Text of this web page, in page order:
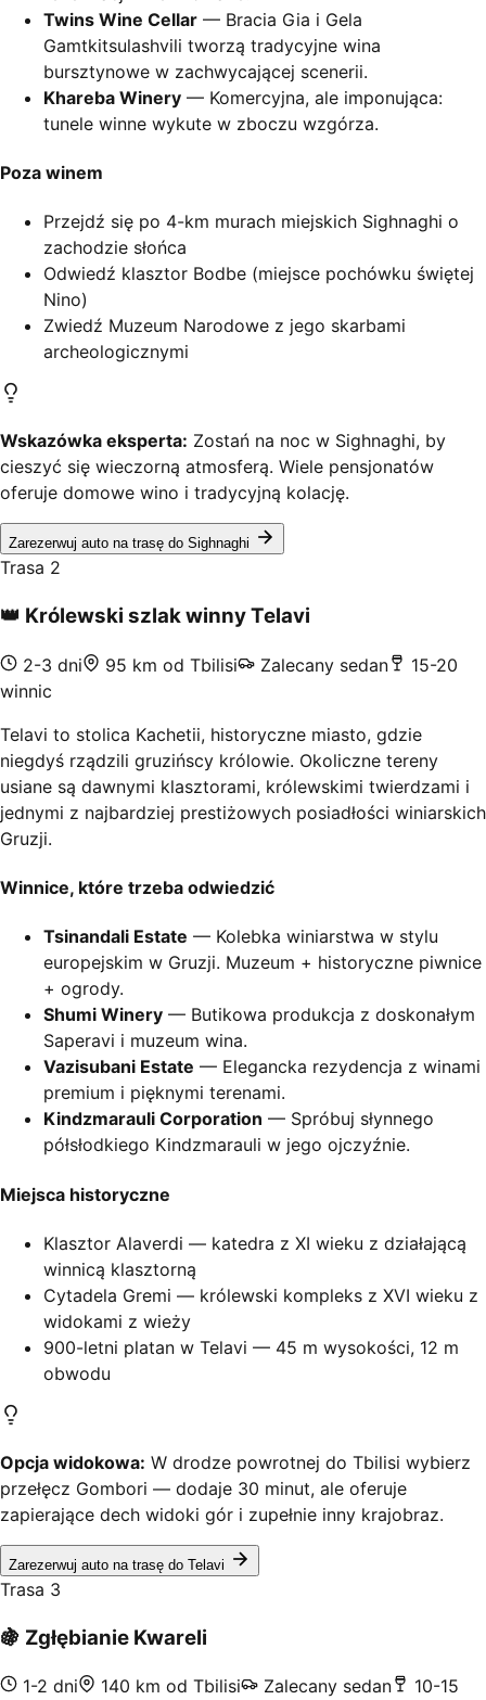
Twins Wine Cellar — Bracia Gia i Gela
Gamtkitsulashvili tworzą tradycyjne wina
bursztynowe w zachwycającej scenerii.
Khareba Winery — Komercyjna, ale imponująca:
tunele winne wykute w zboczu wzgórza.
Poza winem
Przejdź się po 4-km murach miejskich Sighnaghi o
zachodzie słońca
Odwiedź klasztor Bodbe (miejsce pochówku świętej
Nino)
Zwiedź Muzeum Narodowe z jego skarbami
archeologicznymi
Wskazówka eksperta: Zostań na noc w Sighnaghi, by
cieszyć się wieczorną atmosferą. Wiele pensjonatów
oferuje domowe wino i tradycyjną kolację.
Zarezerwuj auto na trasę do Sighnaghi
Trasa 2
👑 Królewski szlak winny Telavi
2-3 dni 95 km od Tbilisi Zalecany sedan
15-20
winnic
Telavi to stolica Kachetii, historyczne miasto, gdzie
niegdyś rządzili gruzińscy królowie. Okoliczne tereny
usiane są dawnymi klasztorami, królewskimi twierdzami i
jednymi z najbardziej prestiżowych posiadłości winiarskich
Gruzji.
Winnice, które trzeba odwiedzić
Tsinandali Estate — Kolebka winiarstwa w stylu
europejskim w Gruzji. Muzeum + historyczne piwnice
+ ogrody.
Shumi Winery — Butikowa produkcja z doskonałym
Saperavi i muzeum wina.
Vazisubani Estate — Elegancka rezydencja z winami
premium i pięknymi terenami.
Kindzmarauli Corporation — Spróbuj słynnego
półsłodkiego Kindzmarauli w jego ojczyźnie.
Miejsca historyczne
Klasztor Alaverdi — katedra z XI wieku z działającą
winnicą klasztorną
Cytadela Gremi — królewski kompleks z XVI wieku z
widokami z wieży
900-letni platan w Telavi — 45 m wysokości, 12 m
obwodu
Opcja widokowa: W drodze powrotnej do Tbilisi wybierz
przełęcz Gombori — dodaje 30 minut, ale oferuje
zapierające dech widoki gór i zupełnie inny krajobraz.
Zarezerwuj auto na trasę do Telavi
Trasa 3
🍇 Zgłębianie Kwareli
1-2 dni 140 km od Tbilisi Zalecany sedan
10-15